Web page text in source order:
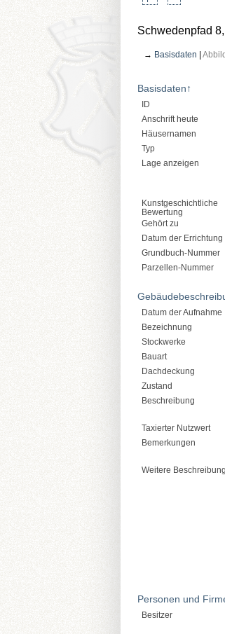
Schwedenpfad
→ Basisdaten
Basisdaten↑
ID
Anschrift heute
Häusernamen
Typ
Lage anzeigen
Kunstgeschichtliche
Bewertung
Gehört zu
Datum der Errichtung
Grundbuch-Nummer
Parzellen-Nummer
Datum der Aufnahme
Bezeichnung
Stockwerke
Bauart
Dachdeckung
Zustand
Beschreibung
Taxierter Nutzwert
Bemerkungen
Weitere
Personen und
Besitzer